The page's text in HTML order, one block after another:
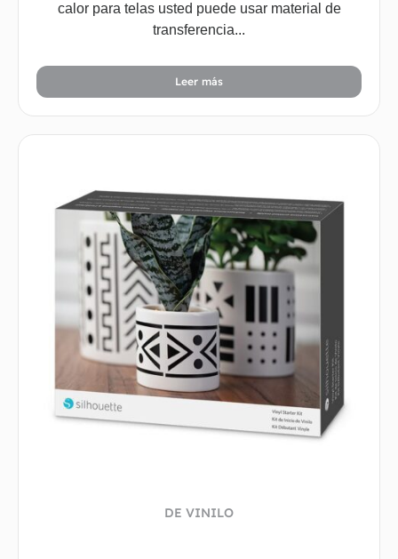
calor para telas usted puede usar material de
transferencia...
Leer más
DE VINILO